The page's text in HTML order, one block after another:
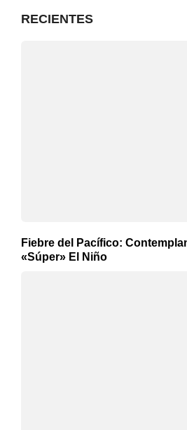
RECIENTES
Fiebre del Pacífico:
«Súper» El Niño